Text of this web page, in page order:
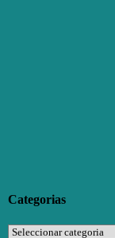
Categorias
Categorias